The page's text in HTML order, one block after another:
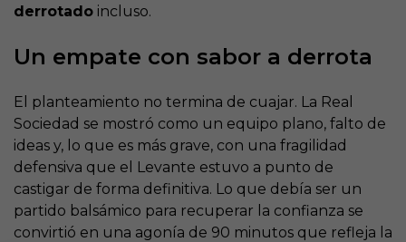
derrotado incluso.
Un empate con sabor a derrota
El planteamiento no termina de cuajar. La Real
Sociedad se mostró como un equipo plano, falto de
ideas y, lo que es más grave, con una fragilidad
defensiva que el Levante estuvo a punto de
castigar de forma definitiva. Lo que debía ser un
partido balsámico para recuperar la confianza se
convirtió en una agonía de 90 minutos que refleja la